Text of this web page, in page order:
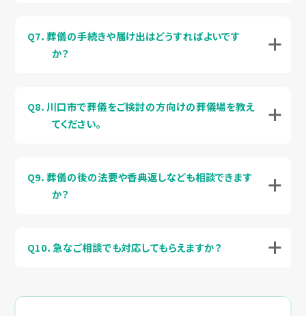
Q7．葬儀の手続きや届け出はどうすればよいです
か？
Q8．川口市で葬儀をご検討の方向けの葬儀場を教え
てください。
Q9．葬儀の後の法要や香典返しなども相談できます
か？
Q10．急なご相談でも対応してもらえますか？